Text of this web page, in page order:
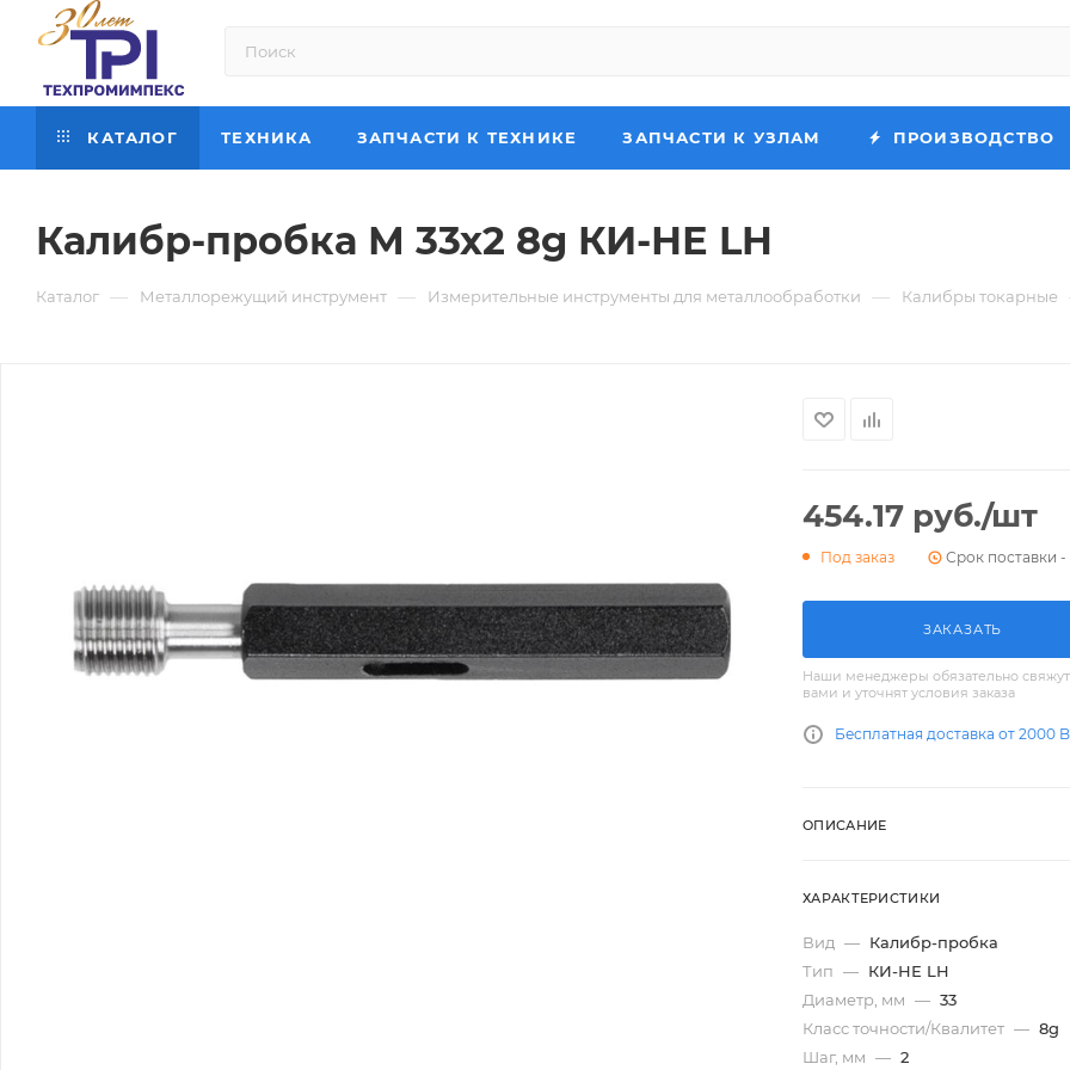
КАТАЛОГ ТЕХНИКА ЗАПЧАСТИ К ТЕХНИКЕ ЗАПЧАСТИ К УЗЛАМ ПРОИЗВОДСТВО
Калибр-пробка М 33х2 8g КИ-НЕ LH
Каталог — Металлорежущий инструмент — Измерительные инструменты для металлообработки — Калибры токарные
454.17 руб./шт
Под заказ Срок поставки -
ЗАКАЗАТЬ
Наши менеджеры обязательно
вами и уточнят условия заказа
Бесплатная доставка от 2000
ОПИСАНИЕ
ХАРАКТЕРИСТИКИ
Вид — Калибр-пробка
Тип — КИ-НЕ LH
Диаметр, мм — 33
Класс точности/Квалитет — 8g
Шаг, мм — 2